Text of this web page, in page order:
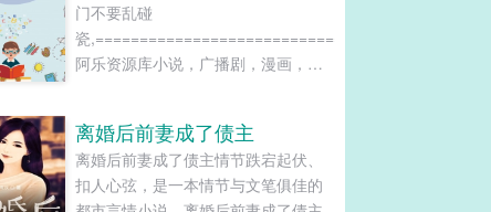
门不要乱碰
瓷
阿乐资源库小说，广播剧，漫画，影
离婚后前妻成了债主
离婚后前妻成了债主情节跌宕起伏、
扣人心弦，是一本情节与文笔俱佳的